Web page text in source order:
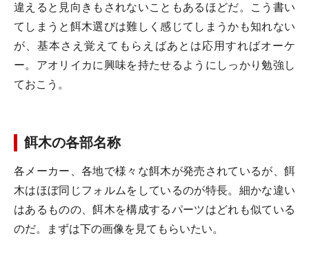
違えると見向きもされないこともあるほどだ。こう書い
てしまうと餌木選びは難しく感じてしまうかも知れない
が、基本さえ覚えてもらえばあとは応用すればオーケ
ー。アオリイカに興味を持たせるようにしっかり勉強し
ておこう。
餌木の各部名称
各メーカー、各地で様々な餌木が発売されているが、餌
木はほぼ同じフォルムをしているのが特長。細かな違い
はあるものの、餌木を構成するパーツはどれも似ている
のだ。まずは下の画像を見てもらいたい。